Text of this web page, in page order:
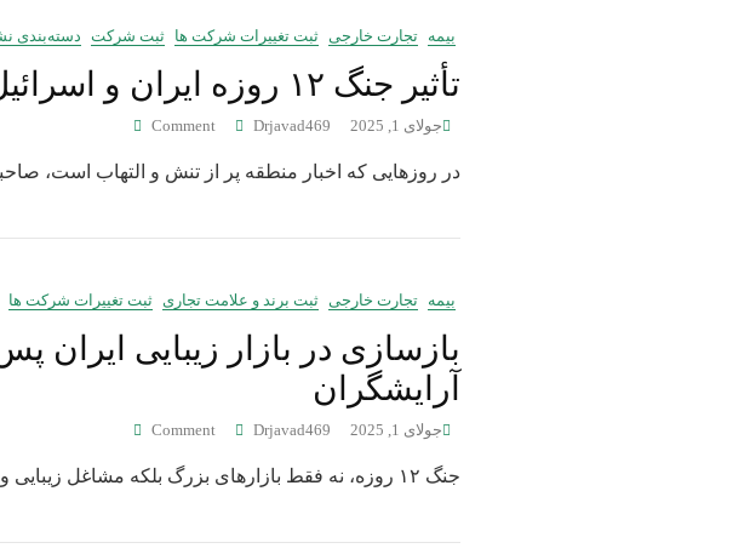
بیمه تجارت خارجی ثبت تغییرات شرکت ها ثبت شرکت دسته‌بندی
تأثیر جنگ ۱۲ روزه ایران و اسرائیل بر مشاغل خرد و راهکارهای نجات
جولای 1, 2025 Drjavad469
Comment
در روزهایی که اخبار منطقه پر از تنش و التهاب است،
بیمه تجارت خارجی ثبت برند و علامت تجاری ثبت تغییرات شرکت ها
آرایشگران
جولای 1, 2025 Drjavad469
Comment
جنگ ۱۲ روزه، نه فقط بازارهای بزرگ بلکه مشاغل زیبایی و خدماتی مثل آرایشگاه‌ها، ناخن‌کاران،